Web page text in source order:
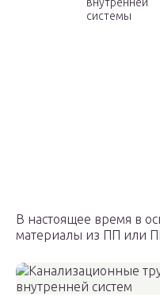
системы
В настоящее время в
материалы из ПП или